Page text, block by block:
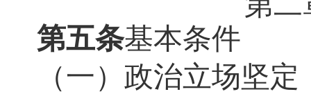
第五条基本条件
（一）政治立场坚